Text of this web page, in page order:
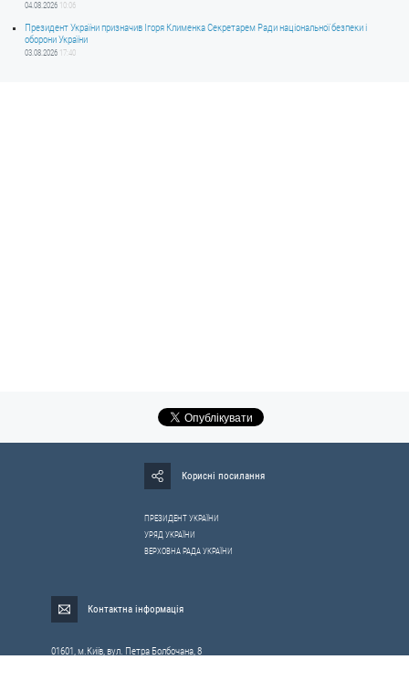
04.08.2026 10:06
Президент України призначив Ігоря Клименка Секретарем Ради національної безпеки і
оборони України
03.08.2026 17:40
Корисні посилання
ПРЕЗИДЕНТ УКРАЇНИ
УРЯД УКРАЇНИ
ВЕРХОВНА РАДА УКРАЇНИ
Контактна інформація
01601, м.Київ, вул. Петра Болбочана, 8